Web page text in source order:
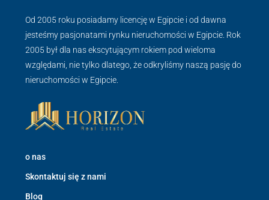
Od 2005 roku posiadamy licencję w Egipcie i od dawna
jesteśmy pasjonatami rynku nieruchomości w Egipcie. Rok
2005 był dla nas ekscytującym rokiem pod wieloma
względami, nie tylko dlatego, że odkryliśmy naszą pasję do
nieruchomości w Egipcie.
o nas
Skontaktuj się z nami
Blog